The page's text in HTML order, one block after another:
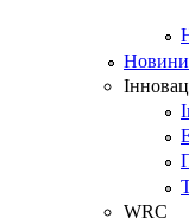
Новини
WRC